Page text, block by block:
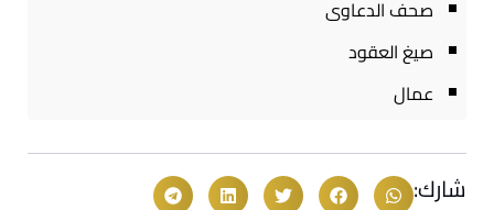
صحف الدعاوى
صيغ العقود
عمال
شارك: